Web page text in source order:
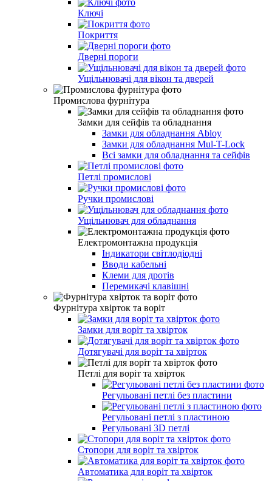
Ключі
Покриття
Дверні пороги
Ущільнювачі для вікон та дверей
Промислова фурнітура
Замки для сейфів та обладнання
Замки для обладнання Abloy
Замки для обладнання Mul-T-Lock
Всі замки для обладнання та сейфів
Петлі промислові
Ручки промислові
Ущільнювач для обладнання
Електромонтажна продукція
Індикатори світлодіодні
Вводи кабельні
Клеми для дротів
Перемикачі клавішні
Фурнітура хвірток та воріт
Замки для воріт та хвірток
Дотягувачі для воріт та хвірток
Петлі для воріт та хвірток
Регульовані петлі без пластини
Регульовані петлі з пластиною
Регульовані 3D петлі
Стопори для воріт та хвірток
Автоматика для воріт та хвірток